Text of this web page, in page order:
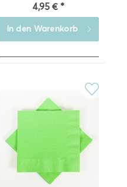
4,95 € *
In den Warenkorb